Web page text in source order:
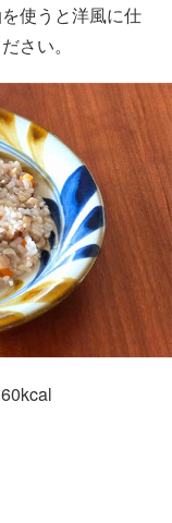
使うと洋風に仕
さい。